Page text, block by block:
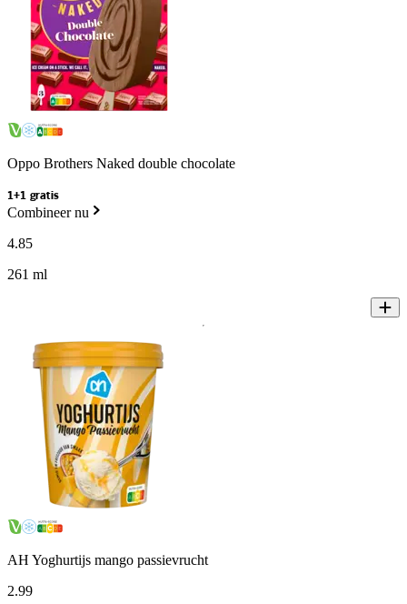
Oppo Brothers Naked double chocolate
1+1 gratis
Combineer nu
4.85
261 ml
AH Yoghurtijs mango passievrucht
2.99